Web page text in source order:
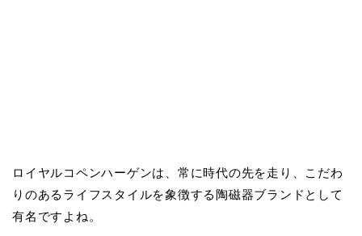
ロイヤルコペンハーゲンは、常に時代の先を走り、こだわ
りのあるライフスタイルを象徴する陶磁器ブランドとして
有名ですよね。